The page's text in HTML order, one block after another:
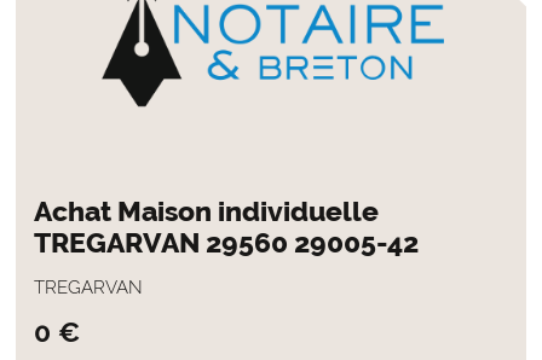
Achat Maison individuelle
TREGARVAN 29560 29005-42
TREGARVAN
0 €